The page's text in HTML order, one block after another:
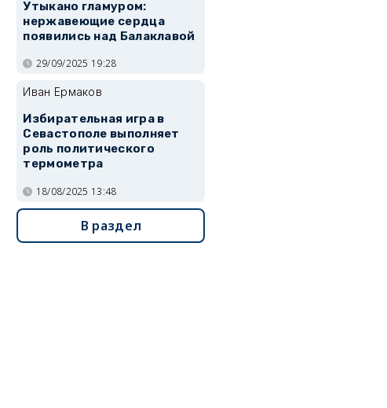
Утыкано гламуром:
нержавеющие сердца
появились над Балаклавой
29/09/2025 19:28
Иван Ермаков
Избирательная игра в
Севастополе выполняет
роль политического
термометра
18/08/2025 13:48
В раздел